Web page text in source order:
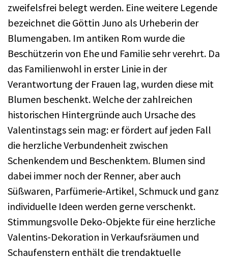
zweifelsfrei belegt werden. Eine weitere Legende
bezeichnet die Göttin Juno als Urheberin der
Blumengaben. Im antiken Rom wurde die
Beschützerin von Ehe und Familie sehr verehrt. Da
das Familienwohl in erster Linie in der
Verantwortung der Frauen lag, wurden diese mit
Blumen beschenkt. Welche der zahlreichen
historischen Hintergründe auch Ursache des
Valentinstags sein mag: er fördert auf jeden Fall
die herzliche Verbundenheit zwischen
Schenkendem und Beschenktem. Blumen sind
dabei immer noch der Renner, aber auch
Süßwaren, Parfümerie-Artikel, Schmuck und ganz
individuelle Ideen werden gerne verschenkt.
Stimmungsvolle Deko-Objekte für eine herzliche
Valentins-Dekoration in Verkaufsräumen und
Schaufenstern enthält die trendaktuelle